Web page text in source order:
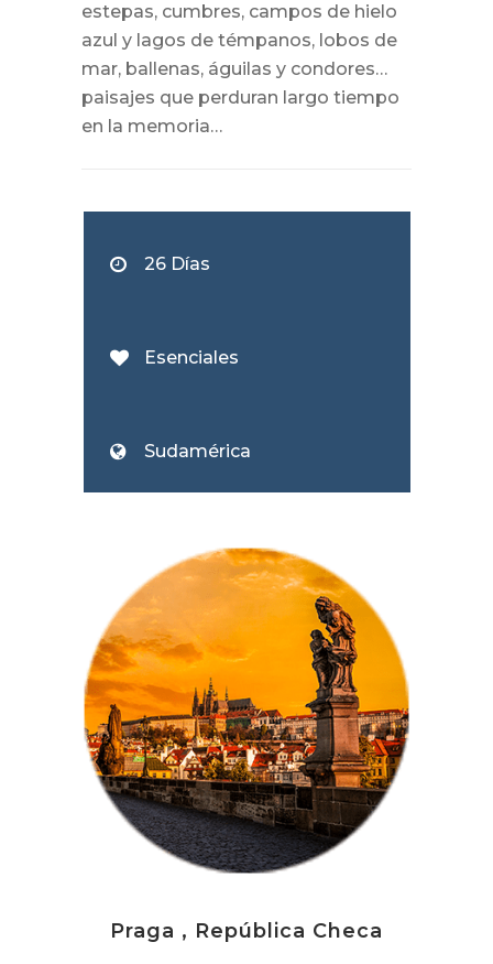
estepas, cumbres, campos de hielo
azul y lagos de témpanos, lobos de
mar, ballenas, águilas y condores…
paisajes que perduran largo tiempo
en la memoria…
26 Días
Esenciales
Sudamérica
Praga , República Checa